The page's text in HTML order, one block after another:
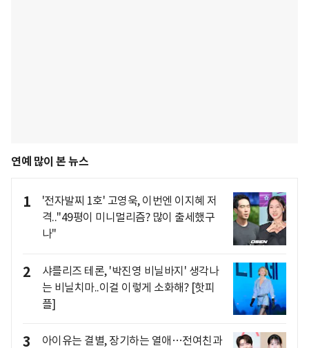
연예 많이 본 뉴스
1
'전자발찌 1호' 고영욱, 이번엔 이지혜 저
격.."49평이 미니멀리즘? 많이 출세했구
나"
2
샤를리즈 테론, '박진영 비닐바지' 생각나
는 비닐치마..이걸 이렇게 소화해? [핫피
플]
3
아이유는 결별, 장기하는 열애…전여친과